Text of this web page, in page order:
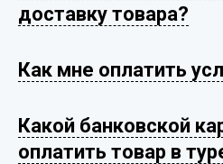
доставку товара?
Как мне оплатить
Какой банковской
оплатить товар в